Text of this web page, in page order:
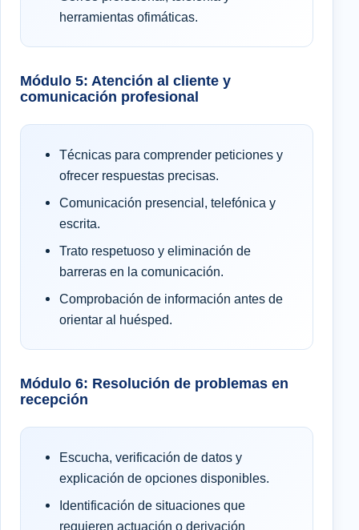
herramientas ofimáticas.
Módulo 5: Atención al cliente y
comunicación profesional
Técnicas para comprender peticiones y
ofrecer respuestas precisas.
Comunicación presencial, telefónica y
escrita.
Trato respetuoso y eliminación de
barreras en la comunicación.
Comprobación de información antes de
orientar al huésped.
Módulo 6: Resolución de problemas en
recepción
Escucha, verificación de datos y
explicación de opciones disponibles.
Identificación de situaciones que
requieren actuación o derivación